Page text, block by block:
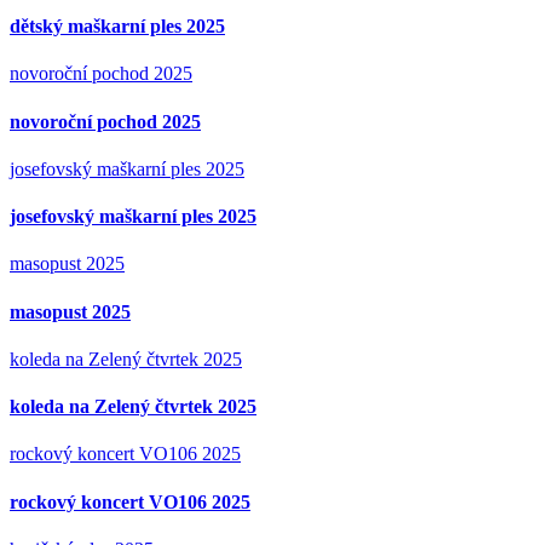
dětský maškarní ples 2025
novoroční pochod 2025
novoroční pochod 2025
josefovský maškarní ples 2025
josefovský maškarní ples 2025
masopust 2025
masopust 2025
koleda na Zelený čtvrtek 2025
koleda na Zelený čtvrtek 2025
rockový koncert VO106 2025
rockový koncert VO106 2025